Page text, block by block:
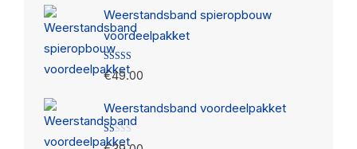
Weerstandsband spieropbouw
voordeelpakket
Gewaardeerd
3.13uit
€49.00
Weerstandsband voordeelpakket
Gewaardeerd